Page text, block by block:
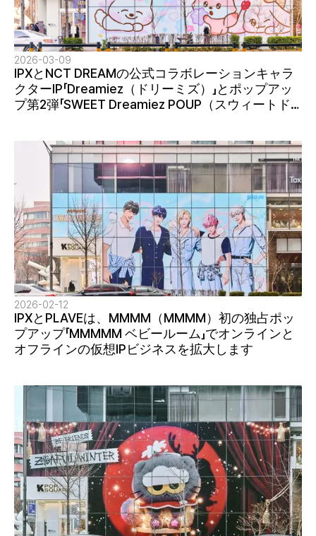
2026-03-09
IPXとNCT DREAMの公式コラボレーションキャラ
クターIP「Dreamiez（ドリーミズ）」とポップアッ
プ第2弾「SWEET Dreamiez POUP（スウィートド
2026-02-12
IPXとPLAVEは、MMMM（MMMM）初の独占ポッ
プアップ「MMMMM ベビールーム」でオンラインと
オフラインの仮想IPビジネスを拡大します